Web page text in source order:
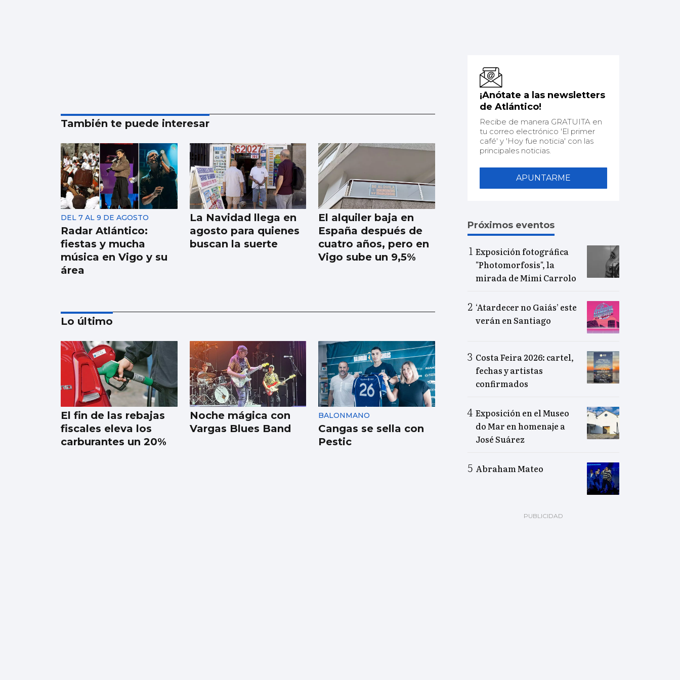
También te puede interesar
DEL 7 AL 9 DE AGOSTO
Radar Atlántico:
fiestas y mucha
música en Vigo y su
área
La Navidad llega en
agosto para quienes
buscan la suerte
El alquiler baja en
España después de
cuatro años, pero en
Vigo sube un 9,5%
El pulpo escasea en
la Ría: “Parte de la
flota tendrá que
parar”
Lo último
El fin de las rebajas
fiscales eleva los
carburantes un 20%
Noche mágica con
Vargas Blues Band
BALONMANO
Cangas se sella con
Pestic
¡Anótate a las newsletters
de Atlántico!
Recibe de manera GRATUITA en
tu correo electrónico 'El primer
café' y 'Hoy fue noticia' con las
principales noticias.
APUNTARME
Próximos eventos
Exposición fotográfica
"Photomorfosis", la
mirada de Mimi Carrolo
‘Atardecer no Gaiás’ este
verán en Santiago
Costa Feira 2026: cartel,
fechas y artistas
confirmados
Exposición en el Museo
do Mar en homenaje a
José Suárez
Abraham Mateo